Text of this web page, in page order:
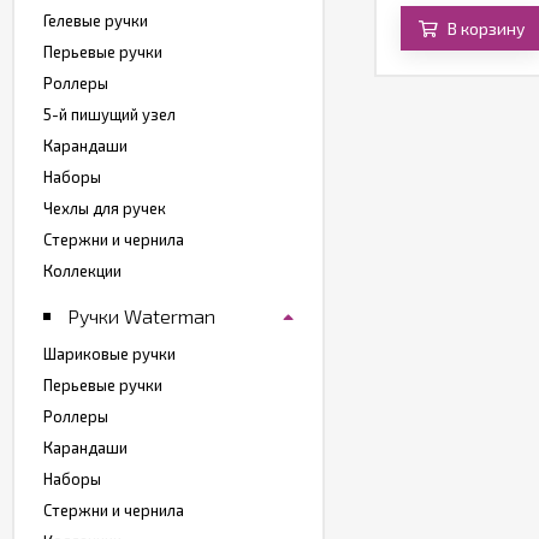
В корзину В корзину
Гелевые ручки
Перьевые ручки
Роллеры
5-й пишущий узел
Карандаши
Наборы
Чехлы для ручек
Стержни и чернила
Коллекции
Ручки Waterman
Шариковые ручки
Перьевые ручки
Роллеры
Карандаши
Наборы
Стержни и чернила